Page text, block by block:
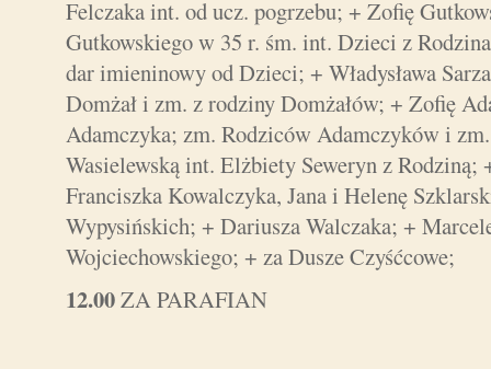
Felczaka int. od ucz. pogrzebu; + Zofię
Gutkowskiego w 35 r. śm. int. Dzieci z
dar imieninowy od Dzieci; + Władysława
Domżał i zm. z rodziny Domżałów; + Zofię
Adamczyka; zm. Rodziców Adamczyków i
Wasielewską int. Elżbiety Seweryn z Rodziną;
Franciszka Kowalczyka, Jana i Helenę
Wypysińskich; + Dariusza Walczaka; +
Wojciechowskiego; + za Dusze Czyśćcowe;
12.00ZA PARAFIAN